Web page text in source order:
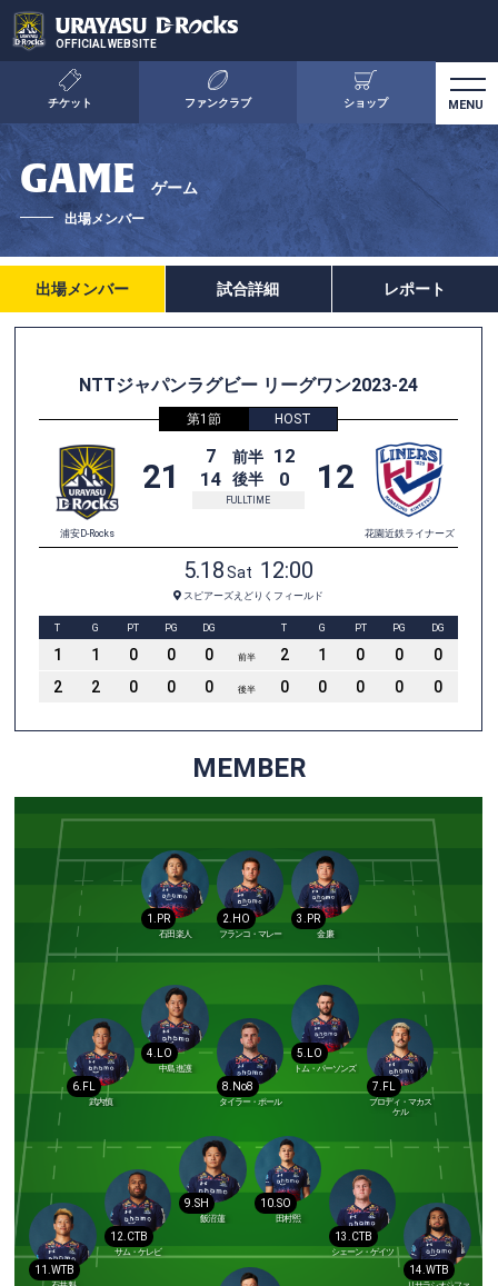
OFFICIAL WEBSITE
チケット ファンクラブ ショップ
GAME ゲーム
出場メンバー
出場メンバー 試合詳細 レポート